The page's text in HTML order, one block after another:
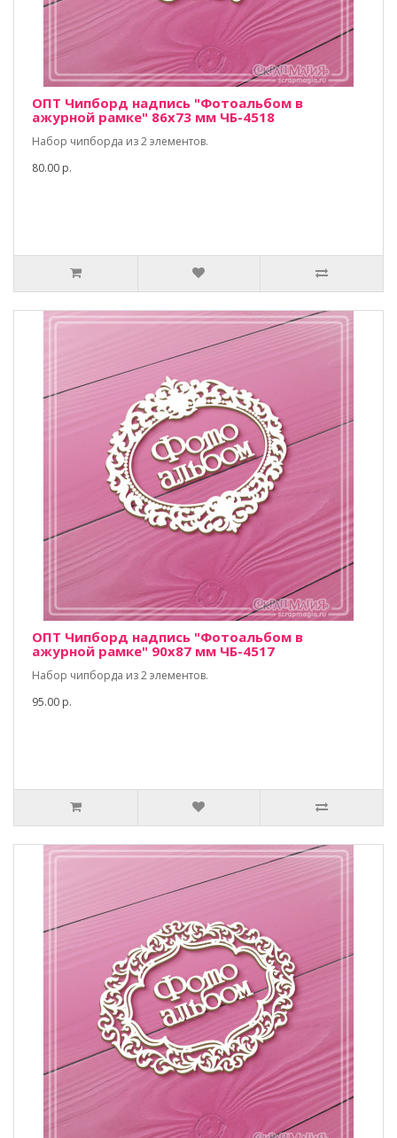
ОПТ Чипборд надпись "Фотоальбом в
ажурной рамке" 86х73 мм ЧБ-4518
Набор чипборда из 2 элементов.
80.00 р.
ОПТ Чипборд надпись "Фотоальбом в
ажурной рамке" 90х87 мм ЧБ-4517
Набор чипборда из 2 элементов.
95.00 р.